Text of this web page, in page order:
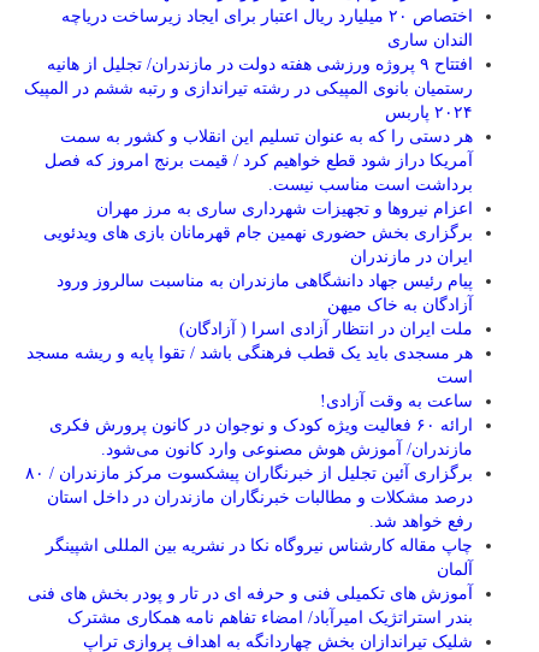
اختصاص ۲۰ میلیارد ریال اعتبار برای ایجاد زیرساخت دریاچه
الندان ساری
افتتاح ۹ پروژه ورزشی هفته دولت در مازندران/ تجلیل از هانیه
رستمیان بانوی المپیکی در رشته تیراندازی و رتبه ششم در المپیک
۲۰۲۴ پاربس
هر دستی را که به عنوان تسلیم این انقلاب و کشور به سمت
آمريکا دراز شود قطع خواهیم کرد / قیمت برنج امروز که فصل
برداشت است مناسب نیست.
اعزام نیروها و تجهیزات شهرداری ساری به مرز مهران
برگزاری بخش حضوری نهمین جام قهرمانان بازی های ویدئویی
ایران در مازندران
پیام رئیس جهاد دانشگاهی مازندران به مناسبت سالروز ورود
آزادگان به خاک میهن
ملت ایران در انتظار آزادی اسرا ( آزادگان)
هر مسجدی باید یک قطب فرهنگی باشد / تقوا پایه و ریشه مسجد
است
ساعت به وقت آزادی!
ارائه ۶۰ فعالیت ویژه کودک و نوجوان در کانون پرورش فکری
مازندران/ آموزش هوش مصنوعی وارد کانون می‌شود.
برگزاری آئین تجلیل از خبرنگاران پیشکسوت مرکز مازندران / ۸۰
درصد مشکلات و مطالبات خبرنگاران مازندران در داخل استان
رفع خواهد شد.
چاپ مقاله کارشناس نيروگاه نكا در نشریه بین المللی اشپینگر
آلمان
آموزش های تکمیلی فنی و حرفه ای در تار و پودر بخش های فنی
بندر استراتژیک امیرآباد/ امضاء تفاهم نامه همکاری مشترک
شلیک تیراندازان بخش چهاردانگه به اهداف پروازی تراپ